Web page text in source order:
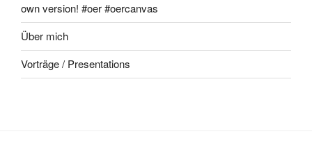
own version! #oer #oercanvas
Über mich
Vorträge / Presentations